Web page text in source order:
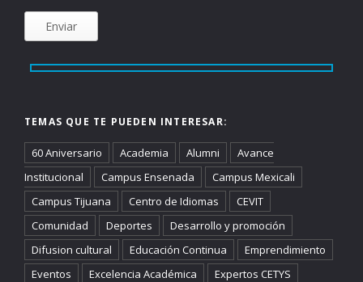
TEMAS QUE TE PUEDEN INTERESAR:
60 Aniversario Academia Alumni
Avance
Institucional
Campus Ensenada
Campus Mexicali
Campus Tijuana
Centro de Idiomas
CEVIT
Comunidad
Deportes
Desarrollo y promoción
Difusion cultural
Educación Continua
Emprendimiento
Eventos
Excelencia Académica
Expertos CETYS